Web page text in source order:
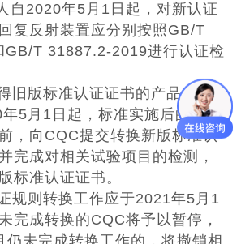
2020年5月1日起，对新认证
复反射装置应分别按照GB/T
T 31887.2-2019进行认证检
版标准认证证书的产品，证书
5月1日起，标准实施后的第一
，向CQC提交转换新版标准认
完成对相关试验项目的检测，
标准认证证书。
则转换工作应于2021年5月1
完成转换的CQC将予以暂停，
仍未完成转换工作的，将撤销相